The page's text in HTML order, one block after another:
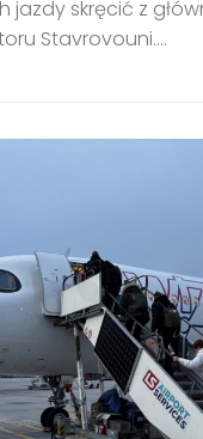
jazdy skręcić z
Stavrovouni....